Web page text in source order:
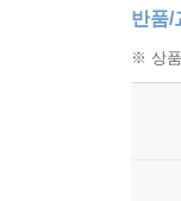
반품/
※ 상